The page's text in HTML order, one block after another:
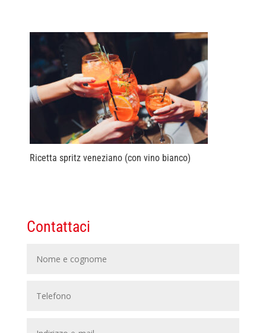
Ricetta spritz veneziano (con vino bianco)
Contattaci